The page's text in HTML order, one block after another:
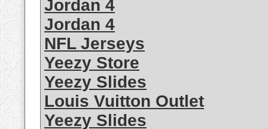
Jordan 4
Jordan 4
NFL Jerseys
Yeezy Store
Yeezy Slides
Louis Vuitton Outlet
Yeezy Slides